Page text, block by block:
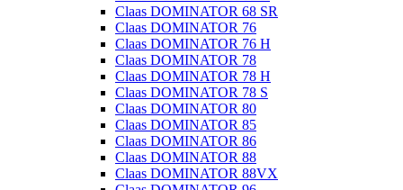
Claas DOMINATOR 68 SR
Claas DOMINATOR 76
Claas DOMINATOR 76 H
Claas DOMINATOR 78
Claas DOMINATOR 78 H
Claas DOMINATOR 78 S
Claas DOMINATOR 80
Claas DOMINATOR 85
Claas DOMINATOR 86
Claas DOMINATOR 88
Claas DOMINATOR 88VX